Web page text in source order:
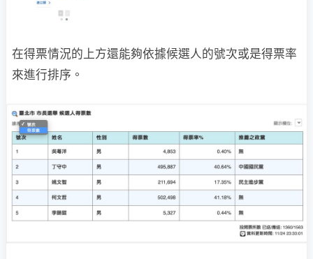
在得票情況的上方還能夠依據候選人的號次或是得票率
來進行排序。